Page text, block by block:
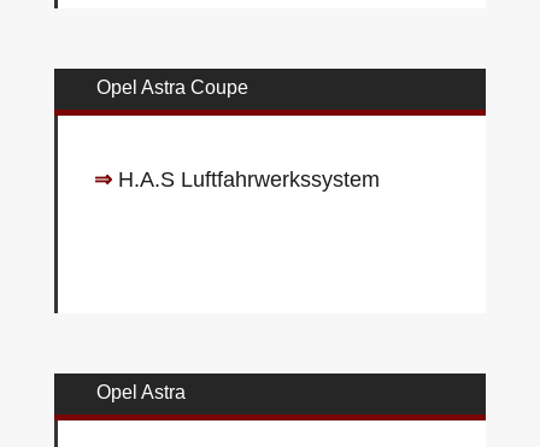
Opel Astra Coupe
⇒H.A.S Luftfahrwerkssystem
Opel Astra